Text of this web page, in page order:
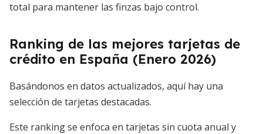
total para mantener las finzas bajo control.
Ranking de las mejores tarjetas de
crédito en España (Enero 2026)
Basándonos en datos actualizados, aquí hay una
selección de tarjetas destacadas.
Este ranking se enfoca en tarjetas sin cuota anual y